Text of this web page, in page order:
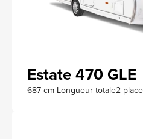
Estate 470 GLE
687 cm Longueur totale2